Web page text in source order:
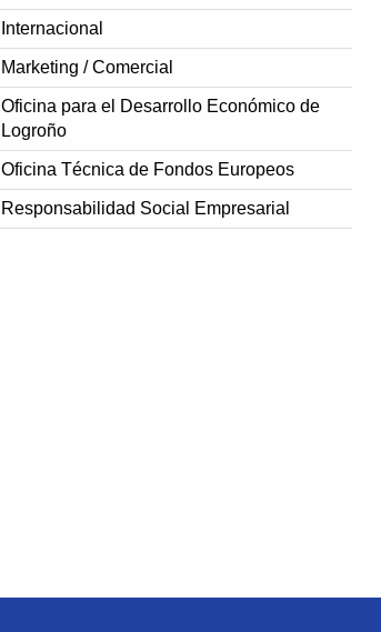
Internacional
Marketing / Comercial
Oficina para el Desarrollo Económico de
Logroño
Oficina Técnica de Fondos Europeos
Responsabilidad Social Empresarial